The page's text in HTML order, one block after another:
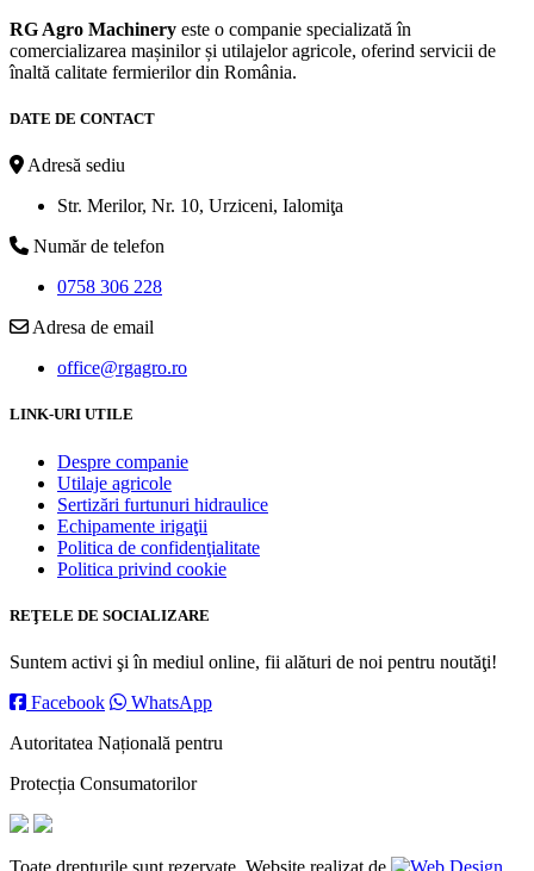
RG Agro Machinery este o companie specializată în
comercializarea mașinilor și utilajelor agricole, oferind servicii de
înaltă calitate fermierilor din România.
DATE DE CONTACT
Adresă sediu
Str. Merilor, Nr. 10, Urziceni, Ialomiţa
Număr de telefon
0758 306 228
Adresa de email
office@rgagro.ro
LINK-URI UTILE
Despre companie
Utilaje agricole
Sertizări furtunuri hidraulice
Echipamente irigaţii
Politica de confidenţialitate
Politica privind cookie
REŢELE DE SOCIALIZARE
Suntem activi şi în mediul online, fii alături de noi pentru noutăţi!
Facebook
WhatsApp
Autoritatea Națională pentru
Protecția Consumatorilor
Toate drepturile sunt rezervate. Website realizat de